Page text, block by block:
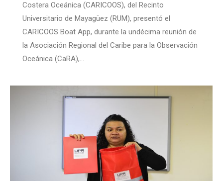
Costera Oceánica (CARICOOS), del Recinto
Universitario de Mayagüez (RUM), presentó el
CARICOOS Boat App, durante la undécima reunión de
la Asociación Regional del Caribe para la Observación
Oceánica (CaRA),…